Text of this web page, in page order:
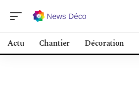
Actu Chantier Décoration